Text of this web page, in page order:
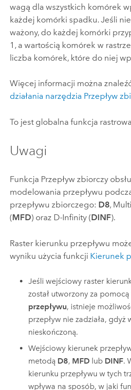
wagą dla wszystkich komórek
każdej komórki spadku. Jeśli
ważony, do każdej komórki
1, a wartością komórek w
liczba komórek, które do niej
Więcej informacji można
działania narzędzia Przepływ
To jest globalna funkcja
Uwagi
Funkcja Przepływ zbiorczy
modelowania przepływu
przepływu zbiorczego: D8,
(MFD) oraz D-Infinity (DINF).
Raster kierunku przepływu
wyniku użycia funkcji Kierunek
Jeśli wejściowy raster
został utworzony za
przepływu, istnieje
przepływ nie zadziała, gdyż
nieskończoną.
Wejściowy kierunek
metodą D8, MFD lub DINF.
kierunku przepływu w tych
wpływa na sposób, w jaki